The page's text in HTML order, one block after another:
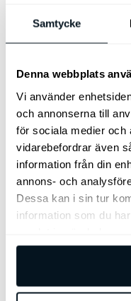
Samtycke
Denna webbplats
Vi använder
och annonserna till
för sociala medier och
vidarebefordrar även
information från din
annons- och
Dessa kan i sin tur
information som du
Driver Attention
Vätskekylt batteri
Autobroms vid
Dynamisk
Dörrhandtag
Elmanövrerad
Elmanövrerad
Exteriöra
Fjärrstyrd
Förarstol med
tyg/ konstläder
Surround View
Trådlös
Vehicle to Load
Förarstol med
Harman Kardon®
Head-Up Display